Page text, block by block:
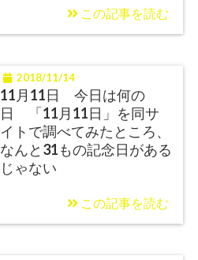
この記事を読む
2018/11/14
11月11日 今日は何の
日 「11月11日」を同サ
イトで調べてみたところ、
なんと31もの記念日がある
じゃない
この記事を読む